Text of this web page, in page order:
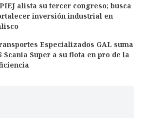
alista su tercer congreso; busca
inversión industrial en
Especializados GAL suma
Scania Super a su flota en pro de la